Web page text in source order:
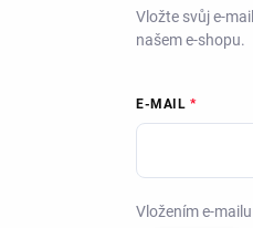
Vložte svůj e-
našem e-shopu.
E-MAIL
Vložením e-